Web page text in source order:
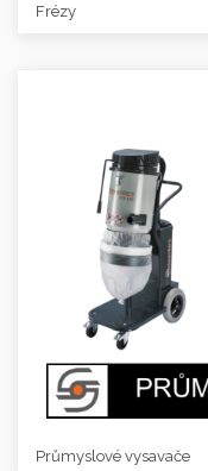
Frézy
Průmyslové vysavače